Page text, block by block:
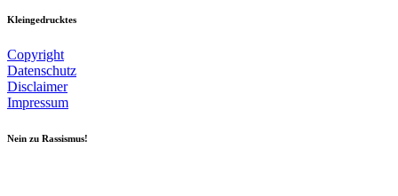
Kleingedrucktes
Copyright
Datenschutz
Disclaimer
Impressum
Nein zu Rassismus!